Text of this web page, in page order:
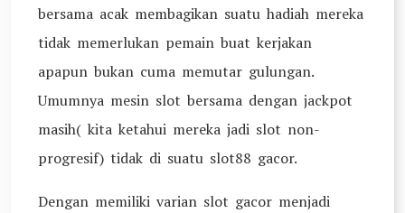
bersama acak membagikan suatu hadiah mereka
tidak memerlukan pemain buat kerjakan
apapun bukan cuma memutar gulungan.
Umumnya mesin slot bersama dengan jackpot
masih( kita ketahui mereka jadi slot non-
progresif) tidak di suatu slot88 gacor.
Dengan memiliki varian slot gacor menjadi